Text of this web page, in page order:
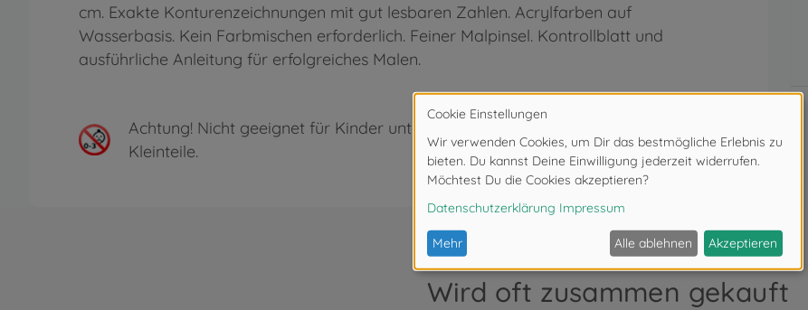
cm. Exakte Konturenzeichnungen mit gut lesbaren Zahlen. Acrylfarben auf
Wasserbasis. Kein Farbmischen erforderlich. Feiner Malpinsel. Kontrollblatt und
ausführliche Anleitung für erfolgreiches Malen.
Achtung! Nicht geeignet für Kinder unter 3 Jahren. Erstickungsgefahr durch
Kleinteile.
Wird oft zusammen gekauft